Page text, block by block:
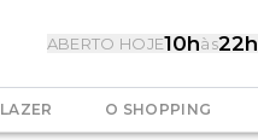
ABERTO HOJE10hàs22h
LAZER O SHOPPING